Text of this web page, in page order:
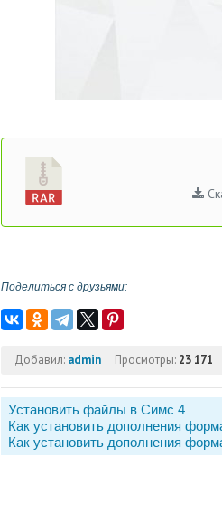
Поделиться с друзьями:
Добавил: admin Просмотры: 23 171
Установить файлы в Симс 4
Как установить дополнения
Как установить дополнения